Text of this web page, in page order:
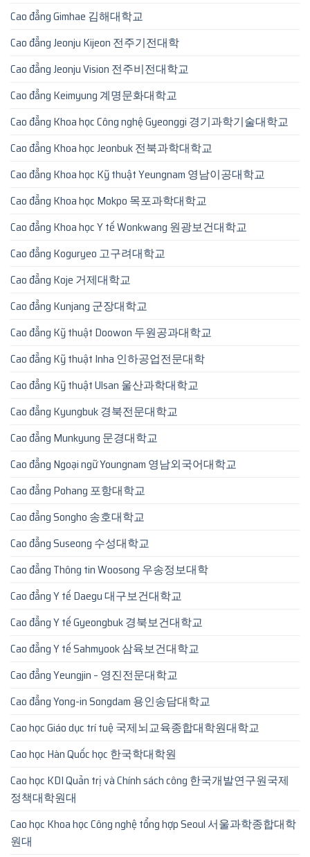
Cao đẳng Gimhae 김해대학교
Cao đẳng Jeonju Kijeon 전주기전대학
Cao đẳng Jeonju Vision 전주비전대학교
Cao đẳng Keimyung 계명문화대학교
Cao đẳng Khoa học Công nghệ Gyeonggi 경기과학기술대학교
Cao đẳng Khoa học Jeonbuk 전북과학대학교
Cao đẳng Khoa học Kỹ thuật Yeungnam 영남이공대학교
Cao đẳng Khoa học Mokpo 목포과학대학교
Cao đẳng Khoa học Y tế Wonkwang 원광보건대학교
Cao đẳng Koguryeo 고구려대학교
Cao đẳng Koje 거제대학교
Cao đẳng Kunjang 군장대학교
Cao đẳng Kỹ thuật Doowon 두원공과대학교
Cao đẳng Kỹ thuật Inha 인하공업전문대학
Cao đẳng Kỹ thuật Ulsan 울산과학대학교
Cao đẳng Kyungbuk 경북전문대학교
Cao đẳng Munkyung 문경대학교
Cao đẳng Ngoại ngữ Youngnam 영남외국어대학교
Cao đẳng Pohang 포항대학교
Cao đẳng Songho 송호대학교
Cao đẳng Suseong 수성대학교
Cao đẳng Thông tin Woosong 우송정보대학
Cao đẳng Y tế Daegu 대구보건대학교
Cao đẳng Y tế Gyeongbuk 경북보건대학교
Cao đẳng Y tế Sahmyook 삼육보건대학교
Cao đẳng Yeungjin – 영진전문대학교
Cao đẳng Yong-in Songdam 용인송담대학교
Cao học Giáo dục trí tuệ 국제뇌교육종합대학원대학교
Cao học Hàn Quốc học 한국학대학원
Cao học KDI Quản trị và Chính sách công 한국개발연구원국제
정책대학원대
Cao học Khoa học Công nghệ tổng hợp Seoul 서울과학종합대학
원대